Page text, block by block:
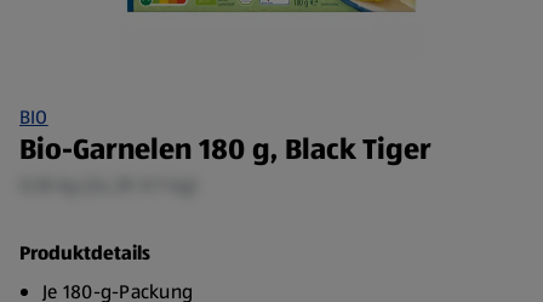
BIO
Bio-Garnelen 180 g, Black Tiger
Produktdetails
Je 180-g-Packung